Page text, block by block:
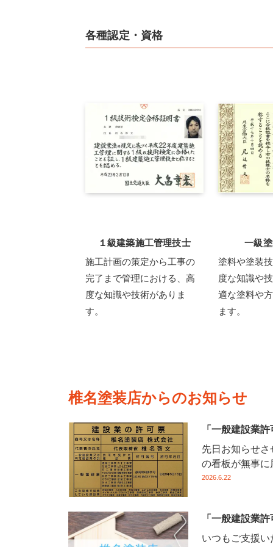
各種認定・資格
１級建築施工管理技士
施工計画の策定から工事の
完了まで管理における、高
度な知識や技術がありま
す。
一級
塗料や塗装
度な知識や
適な塗料や
ます。
椎名塗装店からのお知らせ
「一般建設業
先日お知らせ
の看板が無事に
2026.6.22
「一般建設業
いつもご支援